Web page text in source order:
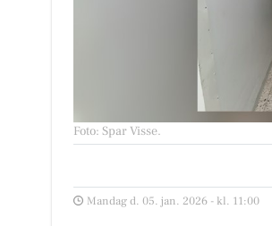
Foto: Spar Visse.
Mandag d. 05. jan. 2026 - kl. 11:00